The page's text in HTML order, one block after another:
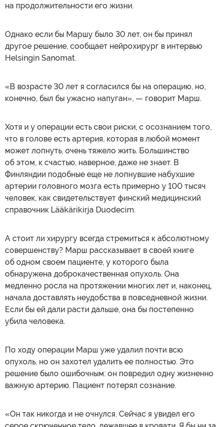
на продолжительности его жизни.
Однако если бы Маршу было 30 лет, он бы принял
другое решение, сообщает нейрохирург в интервью
Helsingin Sanomat.
«В возрасте 30 лет я согласился бы на операцию, но,
конечно, был бы ужасно напуган», — говорит Марш.
Хотя и у операции есть свои риски, с осознанием того,
что в голове есть артерия, которая в любой момент
может лопнуть, очень тяжело жить. Большинство
об этом, к счастью, наверное, даже не знает. В
Финляндии подобные еще не лопнувшие набухшие
артерии головного мозга есть примерно у 100 тысяч
человек, как свидетельствует финский медицинский
справочник Lääkärikirja Duodecim.
А стоит ли хирургу всегда стремиться к абсолютному
совершенству? Марш рассказывает в своей книге
об одном своем пациенте, у которого была
обнаружена доброкачественная опухоль. Она
медленно росла на протяжении многих лет и, наконец,
начала доставлять неудобства в повседневной жизни.
Если бы ей дали расти дальше, она бы постепенно
убила человека.
По ходу операции Марш уже удалил почти всю
опухоль, но он захотел удалить ее полностью. Это
решение было ошибочным: он повредил одну жизненно
важную артерию. Пациент потерял сознание.
«Он так никогда и не очнулся. Сейчас я увидел его